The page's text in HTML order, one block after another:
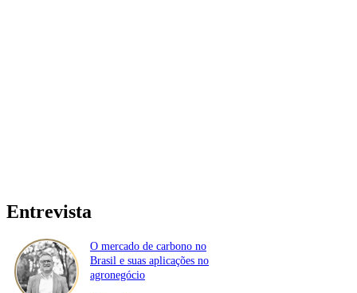
Entrevista
O mercado de carbono no
Brasil e suas aplicações no
agronegócio